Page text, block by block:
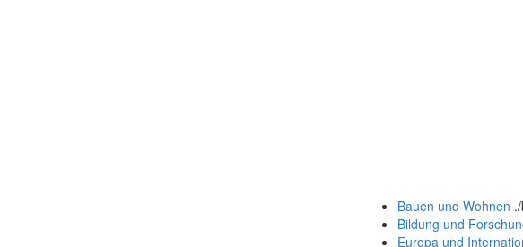
Bauen und Wohnen .
Bildung und
Europa und